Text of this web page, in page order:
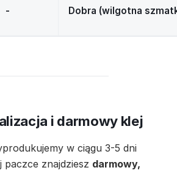
- Dobra (wilgotna
i darmowy klej
w ciągu 3-5 dni
znajdziesz darmowy,